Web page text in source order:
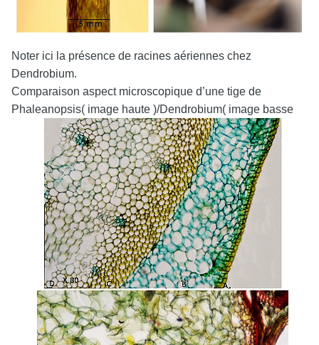
Noter ici la présence de racines aériennes chez
Dendrobium.
Comparaison aspect microscopique d’une tige de
Phaleanopsis( image haute )/Dendrobium( image basse